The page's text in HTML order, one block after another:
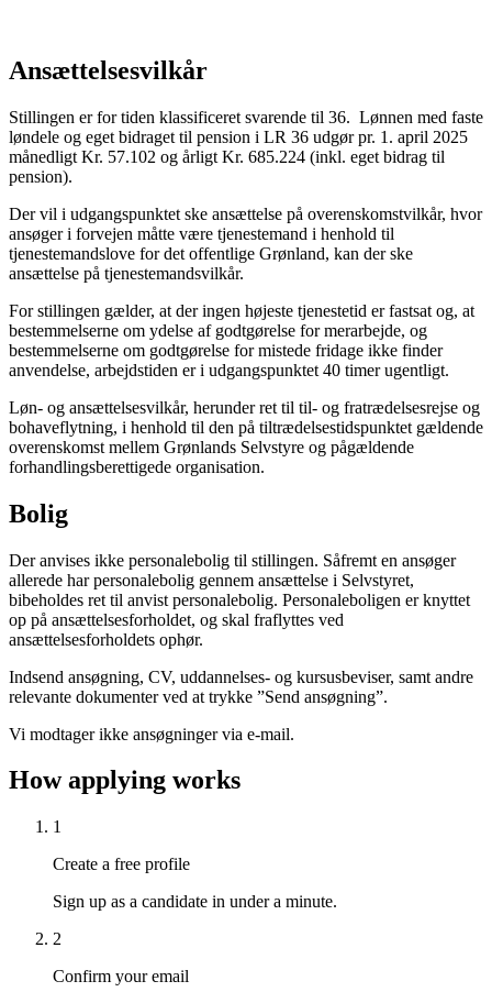
Ansættelsesvilkår
Stillingen er for tiden klassificeret svarende til 36. Lønnen med faste
løndele og eget bidraget til pension i LR 36 udgør pr. 1. april 2025
månedligt Kr. 57.102 og årligt Kr. 685.224 (inkl. eget bidrag til
pension).
Der vil i udgangspunktet ske ansættelse på overenskomstvilkår, hvor
ansøger i forvejen måtte være tjenestemand i henhold til
tjenestemandslove for det offentlige Grønland, kan der ske
ansættelse på tjenestemandsvilkår.
For stillingen gælder, at der ingen højeste tjenestetid er fastsat og, at
bestemmelserne om ydelse af godtgørelse for merarbejde, og
bestemmelserne om godtgørelse for mistede fridage ikke finder
anvendelse, arbejdstiden er i udgangspunktet 40 timer ugentligt.
Løn- og ansættelsesvilkår, herunder ret til til- og fratrædelsesrejse og
bohaveflytning, i henhold til den på tiltrædelsestidspunktet gældende
overenskomst mellem Grønlands Selvstyre og pågældende
forhandlingsberettigede organisation.
Bolig
Der anvises ikke personalebolig til stillingen. Såfremt en ansøger
allerede har personalebolig gennem ansættelse i Selvstyret,
bibeholdes ret til anvist personalebolig. Personaleboligen er knyttet
op på ansættelsesforholdet, og skal fraflyttes ved
ansættelsesforholdets ophør.
Indsend ansøgning, CV, uddannelses- og kursusbeviser, samt andre
relevante dokumenter ved at trykke ”Send ansøgning”.
Vi modtager ikke ansøgninger via e-mail.
How applying works
1
Create a free profile
Sign up as a candidate in under a minute.
2
Confirm your email